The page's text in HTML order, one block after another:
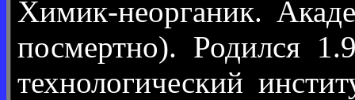
Химик-неорганик.
посмертно). Родился
технологический